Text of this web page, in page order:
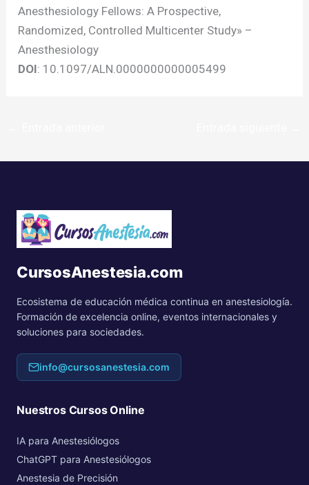
Anesthesiology Fellows: A Prospective,
Randomized, Controlled Multicenter Study» –
Anesthesiology
DOI: 10.1097/ALN.0000000000005499
CursosAnestesia.com
Ecosistema de educación médica continua en anestesiología.
Formación de excelencia online, eventos internacionales y
soluciones para sociedades.
info@cursosanestesia.com
Nuestros Cursos Online
IA para Anestesiólogos
ChatGPT para Anestesiólogos
Anestesia de Precisión